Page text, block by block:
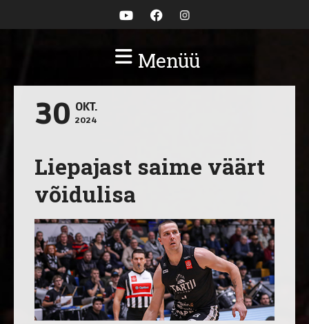
Menüü
30 OKT.
2024
Liepajast saime väärt
võidulisa